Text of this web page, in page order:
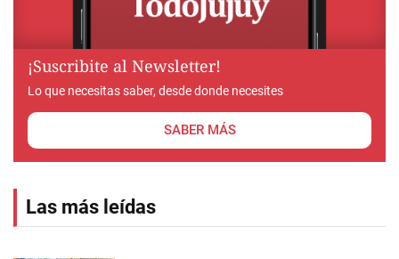
¡Suscribite al Newsletter!
Lo que necesitas saber, desde donde necesites
SABER MÁS
Las más leídas